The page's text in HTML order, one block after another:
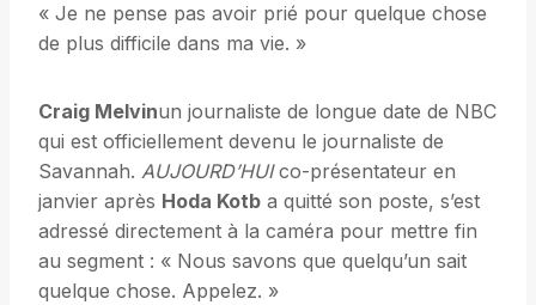
« Je ne pense pas avoir prié pour quelque chose
de plus difficile dans ma vie. »
Craig Melvinun journaliste de longue date de NBC
qui est officiellement devenu le journaliste de
Savannah. AUJOURD’HUIco-présentateur en
janvier après Hoda Kotb a quitté son poste, s’est
adressé directement à la caméra pour mettre fin
au segment : « Nous savons que quelqu’un sait
quelque chose. Appelez. »